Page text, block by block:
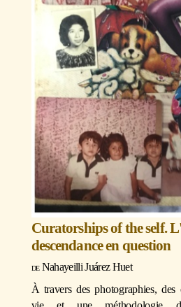
Curatorships of the self.
descendance en question
Nahayeilli Juárez Huet
À travers des photographies, des